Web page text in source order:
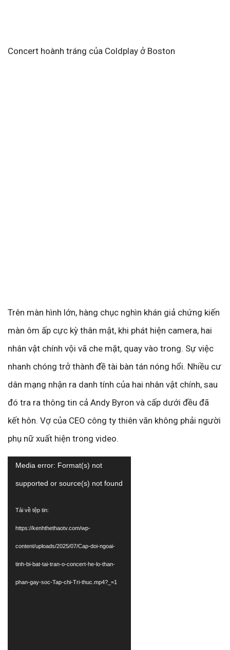
Concert hoành tráng của Coldplay ở Boston
Trên màn hình lớn, hàng chục nghìn khán giả chứng kiến
màn ôm ấp cực kỳ thân mật, khi phát hiện camera, hai
nhân vật chính vội vã che mặt, quay vào trong. Sự việc
nhanh chóng trở thành đề tài bàn tán nóng hổi. Nhiều cư
dân mạng nhận ra danh tính của hai nhân vật chính, sau
đó tra ra thông tin cả Andy Byron và cấp dưới đều đã
kết hôn. Vợ của CEO công ty thiên văn không phải người
phụ nữ xuất hiện trong video.
Trình
chơi
Media error: Format(s) not
supported or source(s) not found
Tải về tệp tin:
https://kenhthethaotv.com/wp-
content/uploads/2025/07/Cap-doi-ngoai-
tinh-bi-bat-tai-tran-o-concert-he-lo-than-
phan-gay-soc-Tap-chi-Tri-thuc.mp4?_=1